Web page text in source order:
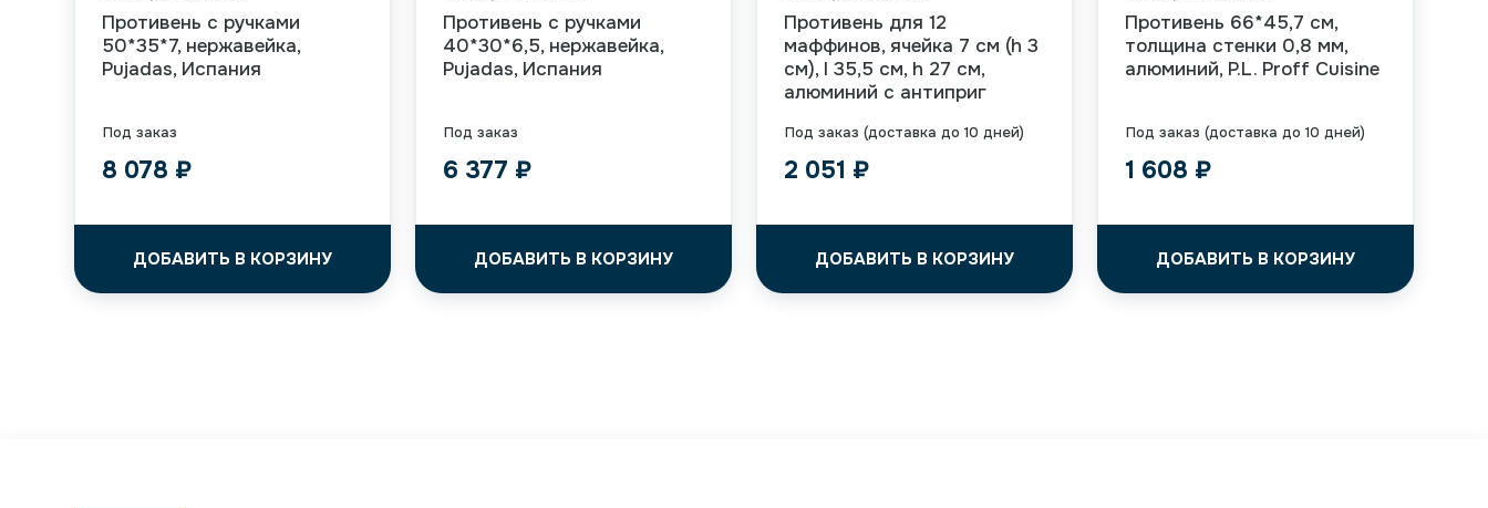
Под заказ
Противень с ручками
50*35*7, нержавейка,
Pujadas, Испания
8 078 ₽
ДОБАВИТЬ В КОРЗИНУ
Под заказ
Противень с ручками
40*30*6,5, нержавейка,
Pujadas, Испания
6 377 ₽
ДОБАВИТЬ В КОРЗИНУ
Под заказ (доставка до 10 дней)
Противень для 12
маффинов, ячейка 7 см (h 3
см), l 35,5 см, h 27 см,
алюминий с антиприг
2 051 ₽
ДОБАВИТЬ В КОРЗИНУ
Под заказ (доставка до 10 дней)
Противень 66*45,7 см,
толщина стенки 0,8 мм,
алюминий, P.L. Proff Cuisine
1 608 ₽
ДОБАВИТЬ В КОРЗИНУ